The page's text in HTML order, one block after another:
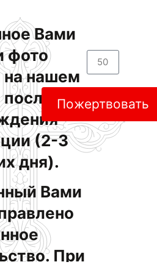
Вами
фото
на нашем
(2-3
дня).
Вами
При
Пожертвовать